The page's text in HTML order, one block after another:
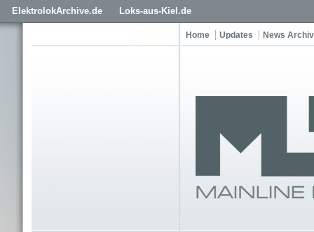
ElektrolokArchive.de Loks-aus-Kiel.de
Home Updates News Archiv